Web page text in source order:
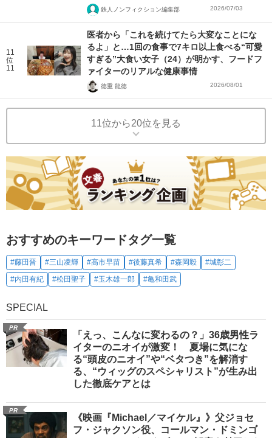
鉄人ノンフィクション編集部 2026/07/03
11
位
11
医者から「これを続けてたら大変なことにな
るよ」と…1回の食事で7キロ以上食べる“可愛
すぎる”大食い女子（24）が明かす、フードフ
ァイターのリアルな健康事情
徳重 龍徳 2026/08/01
11位から20位を見る
おすすめのキーワードタグ一覧
#藤田晋 #三山凌輝 #高市早苗 #後藤真希 #森岡毅
#城彰二
#内田有紀
#松田聖子 #玉木雄一郎 #亀和田武
SPECIAL
PR
「えっ、こんなに変わるの？」36歳男性ラ
イターのニオイが激変！ 夏場に気にな
る“頭皮のニオイ”や“ベタつき”を解消す
る、“ウィッグのスペシャリスト”が生み出
した徹底ケアとは
PR
《映画『Michael／マイケル』》父ジョセ
フ・ジャクソン役、コールマン・ドミンゴ